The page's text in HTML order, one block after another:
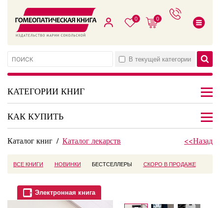
0 0
В текущей категории
КАТЕГОРИИ КНИГ
КАК КУПИТЬ
Каталог книг / Каталог лекарств <<Назад
ВСЕ КНИГИ НОВИНКИ БЕСТСЕЛЛЕРЫ СКОРО В ПРОДАЖЕ
Электронная книга